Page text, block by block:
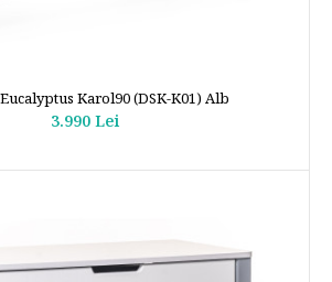
Karol90 (DSK-K01) Alb
3.990 Lei